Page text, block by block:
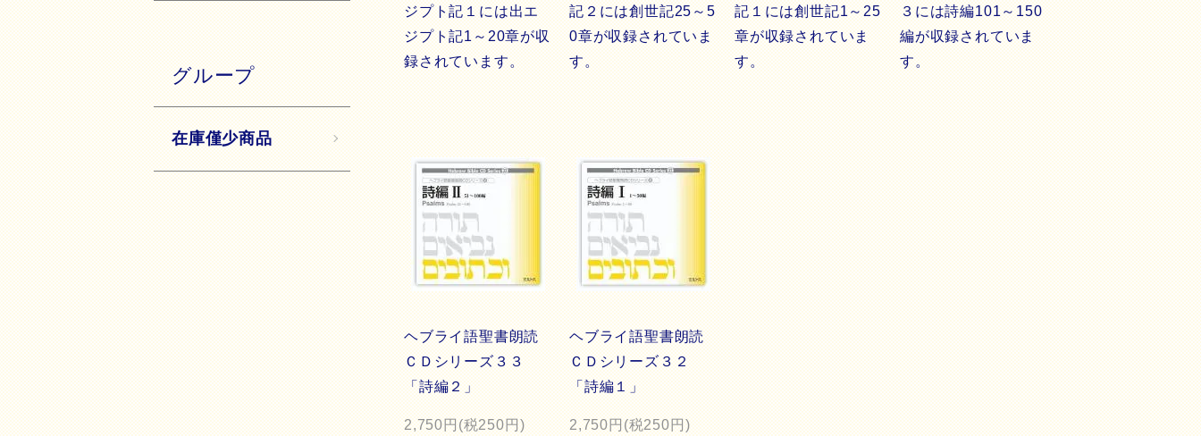
ジプト記１には出エ
ジプト記1～20章が収
録されています。
記２には創世記25～5
0章が収録されていま
す。
記１には創世記1～25
章が収録されていま
す。
３には詩編101～150
編が収録されていま
す。
ヘブライ語聖書朗読
ＣＤシリーズ３３
「詩編２」
2,750円(税250円)
ヘブライ語聖書朗読
ＣＤシリーズ３２
「詩編１」
2,750円(税250円)
グループ
在庫僅少商品